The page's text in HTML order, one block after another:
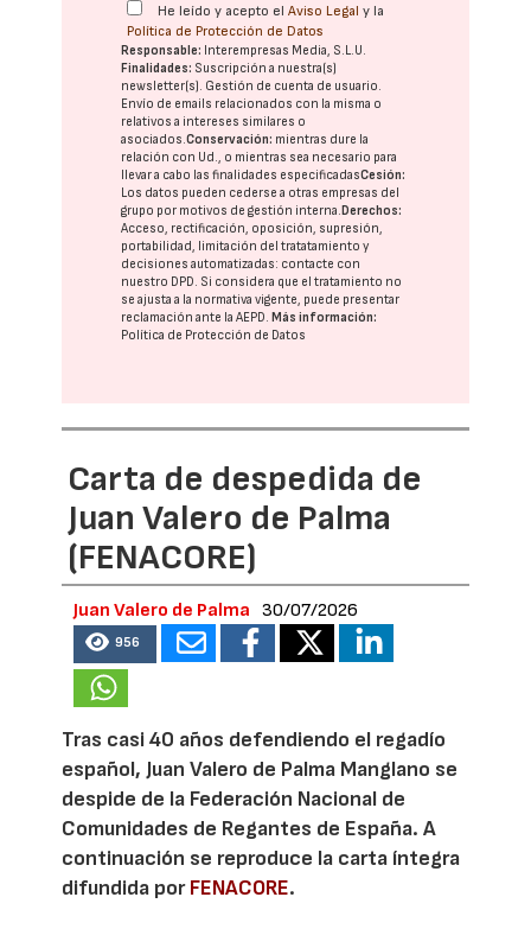
He leído y acepto elAviso Legal y la
Política de Protección de Datos
Responsable: Interempresas Media, S.L.U.
Finalidades: Suscripción a nuestra(s)
newsletter(s). Gestión de cuenta de usuario.
Envío de emails relacionados con la misma o
relativos a intereses similares o
asociados.Conservación: mientras dure la
relación con Ud., o mientras sea necesario para
llevar a cabo las finalidades especificadasCesión:
Los datos pueden cederse a otras empresas del
grupo por motivos de gestión interna.Derechos:
Acceso, rectificación, oposición, supresión,
portabilidad, limitación del tratatamiento y
decisiones automatizadas: contacte con
nuestro DPD . Si considera que el tratamiento no
se ajusta a la normativa vigente, puede presentar
reclamación ante laAEPD .Más información:
Política de Protección de Datos
Carta de despedida de
Juan Valero de Palma
(FENACORE)
Juan Valero de Palma 30/07/2026
956
Tras casi 40 años defendiendo el regadío
español, Juan Valero de Palma Manglano se
despide de la Federación Nacional de
Comunidades de Regantes de España. A
continuación se reproduce la carta íntegra
difundida porFENACORE.